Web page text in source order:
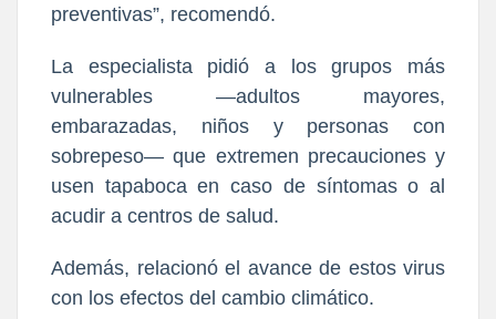
preventivas”, recomendó.
La especialista pidió a los grupos más
vulnerables —adultos mayores,
embarazadas, niños y personas con
sobrepeso— que extremen precauciones y
usen tapaboca en caso de síntomas o al
acudir a centros de salud.
Además, relacionó el avance de estos virus
con los efectos del cambio climático.